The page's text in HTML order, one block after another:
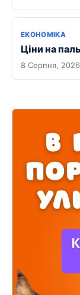
ЕКОНОМІКА
Ціни на
8 Серпня, 2026